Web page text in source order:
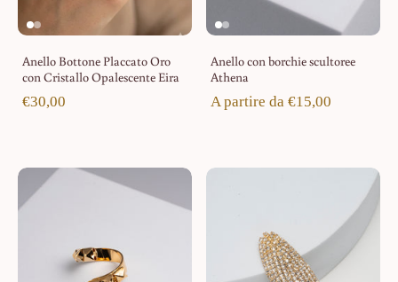
Anello Bottone Placcato Oro
con Cristallo Opalescente Eira
€30,00
Anello con borchie scultoree
Athena
A partire da €15,00